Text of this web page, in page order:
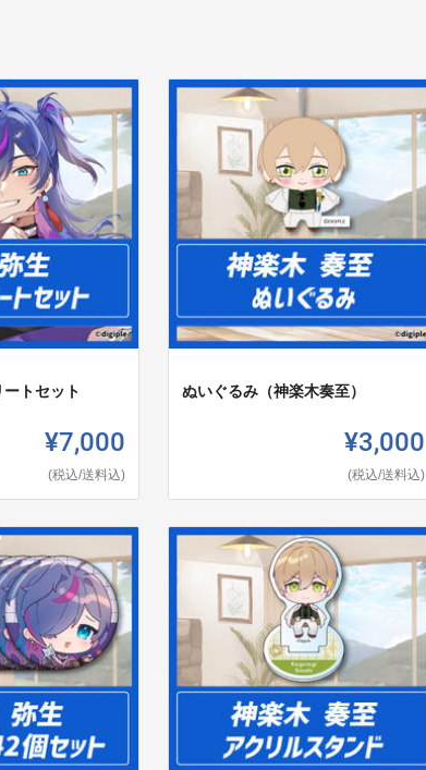
トセット
¥7,000
(税込/送料込)
ぬいぐるみ（神楽木奏至）
¥3,000
(税込/送料込)